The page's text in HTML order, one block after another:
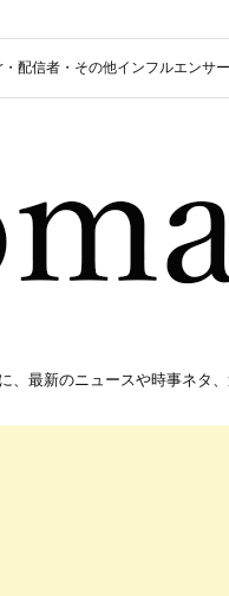
配信者・その他インフルエンサー
最新のニュースや時事ネタ